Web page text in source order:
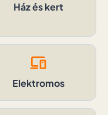
Ház és kert
devices
Elektromos